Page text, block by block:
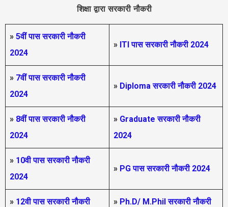
शिक्षा द्वारा सरकारी नौकरी
» 5वीं पास सरकारी नौकरी
2024
» ITI पास सरकारी नौकरी 2024
» 7वीं पास सरकारी नौकरी
2024
» Diploma सरकारी नौकरी 2024
» 8वीं पास सरकारी नौकरी
2024
» Graduate सरकारी नौकरी
2024
» 10वी पास सरकारी नौकरी
2024
» PG पास सरकारी नौकरी 2024
» 12वी पास सरकारी नौकरी
» Ph.D/ M.Phil सरकारी नौकरी